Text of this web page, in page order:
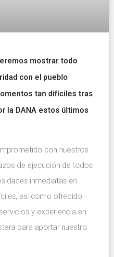
mostrar todo
con el pueblo
tan difíciles tras
la DANA estos últimos
con nuestros
de ejecución de todos
inmediatas en
asi como ofrecido
y experiencia en
para aportar nuestro